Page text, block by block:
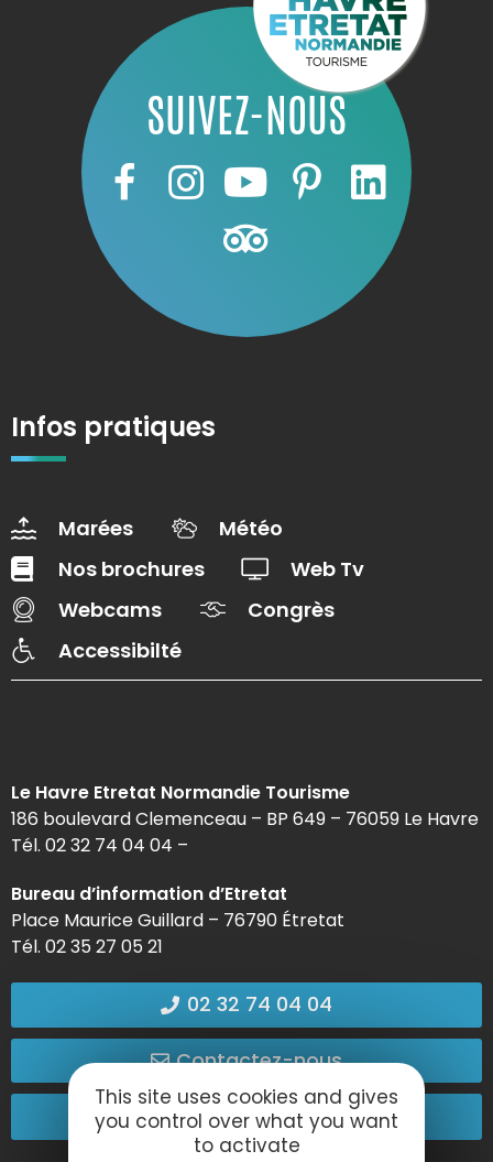
SUIVEZ-NOUS
Infos pratiques
Marées
Météo
Nos brochures
Web Tv
Webcams
Congrès
Accessibilté
Le Havre Etretat Normandie Tourisme
186 boulevard Clemenceau – BP 649 – 76059 Le Havre
Tél. 02 32 74 04 04 –
Bureau d’information d’Etretat
Place Maurice Guillard – 76790 Étretat
Tél. 02 35 27 05 21
02 32 74 04 04
Contactez-nous
Passez nous voir !
This site uses cookies and gives
you control over what you want
to activate